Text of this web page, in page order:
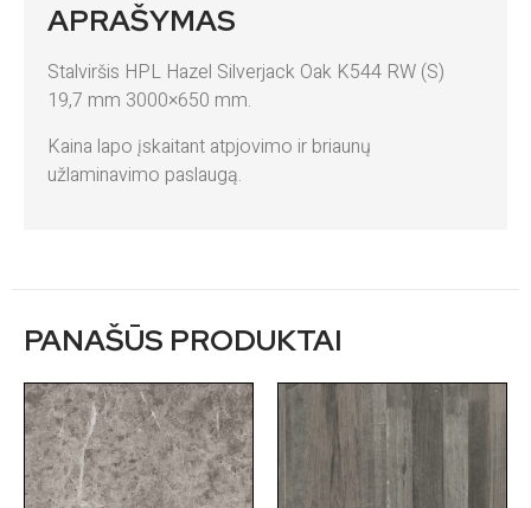
APRAŠYMAS
Stalviršis HPL Hazel Silverjack Oak K544 RW (S)
19,7 mm 3000×650 mm.
Kaina lapo įskaitant atpjovimo ir briaunų
užlaminavimo paslaugą.
PANAŠŪS PRODUKTAI